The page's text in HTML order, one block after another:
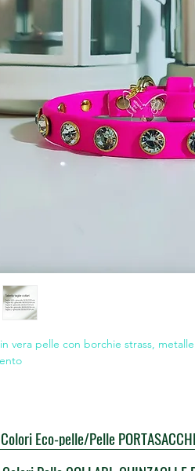
vera pelle con borchie strass,
Colori Eco-pelle/Pelle